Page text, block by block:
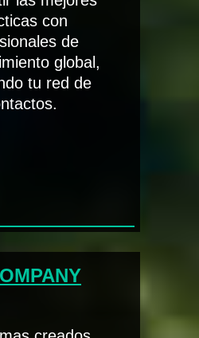
con
de
global,
tu red de